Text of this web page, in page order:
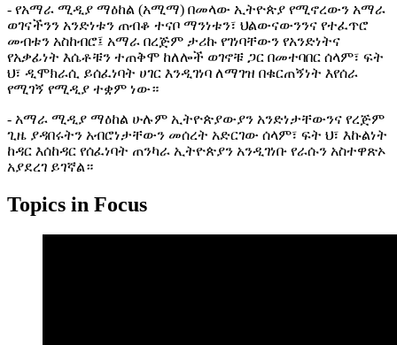
- የአማራ ሚዲያ ማዕከል (አሚማ) በመላው ኢትዮጵያ የሚኖረውን አማራ
ወገናችንን አንድነቱን ጠብቆ ተናቦ ማንነቱን፣ ህልውናውንንና የተፈጥሮ
መብቱን አስከብሮ፤ አማራ በረጅም ታሪኩ የገነባቸውን የአንድነትና
የአቃፊነት እሴቶቹን ተጠቅሞ ከለሎች ወገኖቹ ጋር በመተባበር ሰላም፣ ፍት
ህ፣ ዲሞክራሲ ይሰፈነባት ሀገር እንዲገነባ ለማገዝ በቁርጠኝነት እየሰራ
የሚገኝ የሚዲያ ተቋም ነው።
- አማራ ሚዲያ ማዕከል ሁሉም ኢትዮጵያውያን አንድነታቸውንና የረጅም
ጊዜ ያዳበሩትን አብሮነታቸውን መሰረት አድርገው ሰላም፣ ፍት ህ፣ እኩልነት
ከዳር እሰከዳር የሰፈነባት ጠንካራ ኢትዮጵያን አንዲገነቡ የራሱን አስተዋጽኦ
አያደረገ ይገኛል።
Topics in Focus